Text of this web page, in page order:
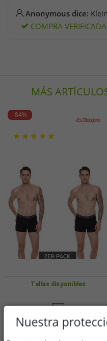
Anonymous dice:
COMPRA VERIFICADA
MÁS
-84%
Tallas disponibles
M
Nuestra